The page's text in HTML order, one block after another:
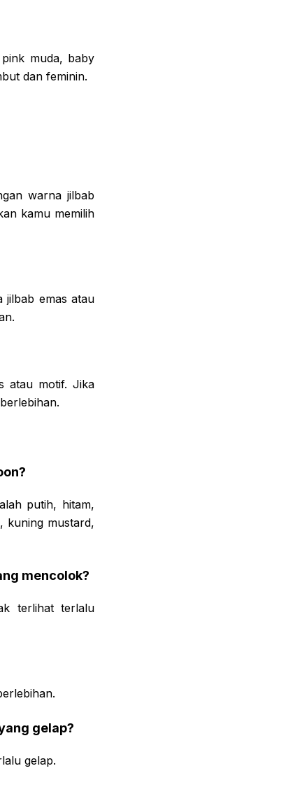
muda, baby
dan feminin.
warna jilbab
kamu memilih
jilbab emas atau
atau motif. Jika
putih, hitam,
kuning mustard,
mencolok?
terlihat terlalu
gelap?
gelap.